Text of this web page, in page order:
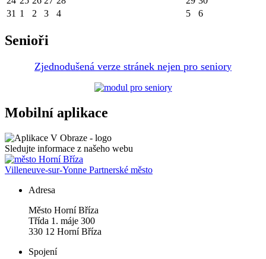
31 1 2 3 4 5 6
Senioři
Zjednodušená verze stránek nejen pro seniory
Mobilní aplikace
Sledujte informace z našeho webu
Villeneuve-sur-Yonne Partnerské město
Adresa
Město Horní Bříza
Třída 1. máje 300
330 12 Horní Bříza
Spojení